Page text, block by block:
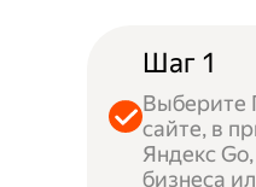
Шаг 1
Выберите
сайте, в
Яндекс
бизнеса